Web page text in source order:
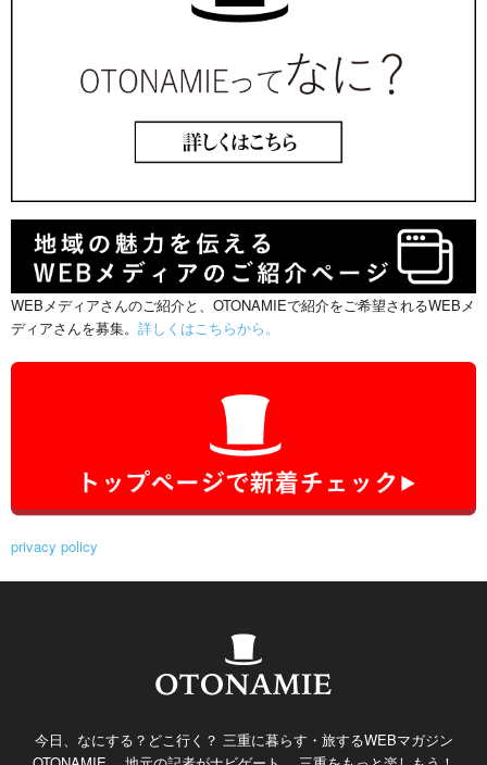
WEBメディアさんのご紹介と、OTONAMIEで紹介をご希望されるWEBメ
ディアさんを募集。 詳しくはこちらから。
privacy policy
今日、なにする？どこ行く？ 三重に暮らす・旅するWEBマガジン